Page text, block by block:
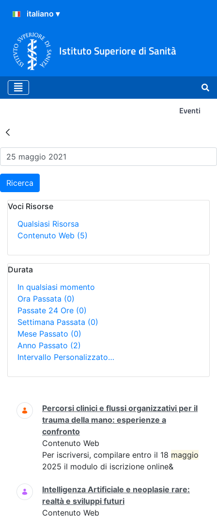
Istituto Superiore di Sanità
Eventi
Risultati della Ricerca -
Ricerca
Voci Risorse
Qualsiasi Risorsa
Contenuto Web (5)
Durata
In qualsiasi momento
Ora Passata (0)
Passate 24 Ore (0)
Settimana Passata (0)
Mese Passato (0)
Anno Passato (2)
Intervallo Personalizzato…
Ricerca
Percorsi clinici e flussi organizzativi per il
trauma della mano: esperienze a
confronto
Contenuto Web
Per iscriversi, compilare entro il 18 maggio
2025 il modulo di iscrizione online&
Intelligenza Artificiale e neoplasie rare:
realtà e sviluppi futuri
Contenuto Web